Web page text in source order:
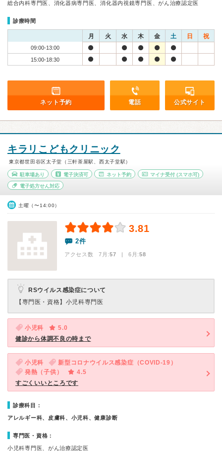
総合内科専門医、消化器病専門医、消化器内視鏡専門医、がん治療認定医
診療時間
月 火 水 木 金 土 日 祝
09:00-13:00
15:00-18:30
ネット予約 電話 公式サイト
キラリこどもクリニック
東京都世田谷区太子堂（三軒茶屋駅、西太子堂駅）
駐車場あり 電子決済可 ネット予約 マイナ受付 (スマホ可)
電子処方せん対応
土曜（〜14:00）
3.81
2件
アクセス数 7月:57 | 6月:58
RSウイルス感染症について
【専門医・資格】 小児科専門医
小児科
5.0
健診から体調不良の時まで
小児科
新型コロナウイルス感染症（COVID-19）
発熱（子供）
4.5
すごくいいところです
診療科目：
アレルギー科、皮膚科、小児科、健康診断
専門医・資格：
小児科専門医、がん治療認定医